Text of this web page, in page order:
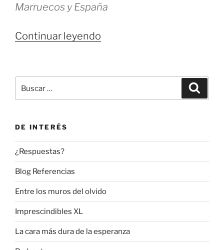
Marruecos y España
Continuar leyendo
de
por:
DE INTERÉS
¿Respuestas?
Blog Referencias
Entre los muros del olvido
Imprescindibles XL
La cara más dura de la esperanza